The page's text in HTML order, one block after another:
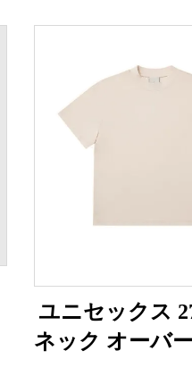
ユニセックス
ネック オーバ